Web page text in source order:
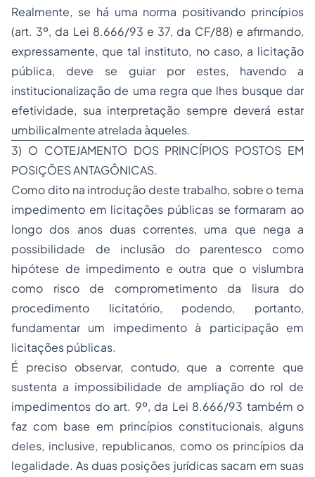
Realmente, se há uma norma positivando princípios
(art. 3º, da Lei 8.666/93 e 37, da CF/88) e afirmando,
expressamente, que tal instituto, no caso, a licitação
pública, deve se guiar por estes, havendo a
institucionalização de uma regra que lhes busque dar
efetividade, sua interpretação sempre deverá estar
umbilicalmente atrelada àqueles.
3) O COTEJAMENTO DOS PRINCÍPIOS POSTOS EM
POSIÇÕES ANTAGÔNICAS.
Como dito na introdução deste trabalho, sobre o tema
impedimento em licitações públicas se formaram ao
longo dos anos duas correntes, uma que nega a
possibilidade de inclusão do parentesco como
hipótese de impedimento e outra que o vislumbra
como risco de comprometimento da lisura do
procedimento licitatório, podendo, portanto,
fundamentar um impedimento à participação em
licitações públicas.
É preciso observar, contudo, que a corrente que
sustenta a impossibilidade de ampliação do rol de
impedimentos do art. 9º, da Lei 8.666/93 também o
faz com base em princípios constitucionais, alguns
deles, inclusive, republicanos, como os princípios da
legalidade. As duas posições jurídicas sacam em suas